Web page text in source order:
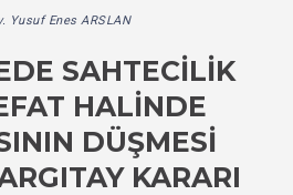
Yusuf Enes ARSLAN
SAHTECILIK
HALINDE
DÜŞMESI
KARARI